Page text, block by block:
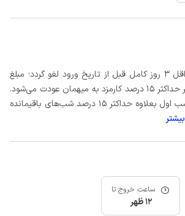
در صورتی که رزرو، حداقل 3 روز کامل قبل از تاریخ ورود لغو گردد؛ مبلغ
صورتحساب پس از کسر حداکثر 15 درصد کارمزد به میهمان عودت می‌شود.
در غیر اینصورت اجاره شب اول بعلاوه حداکثر 15 درصد شب‌های باقیمانده
ساعت خروج تا
12 ظهر